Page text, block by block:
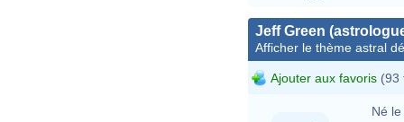
Jeff Green
Afficher le thème astral
Ajouter aux favoris (93
Né le